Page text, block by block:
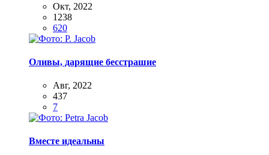
Окт, 2022
1238
620
Оливы, дарящие бесстрашие
Авг, 2022
437
7
Вместе идеальны